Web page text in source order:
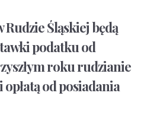
Rudzie Śląskiej będą
podatku od
roku rudzianie
od posiadania